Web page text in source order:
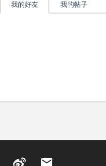
我的好友 我的帖子